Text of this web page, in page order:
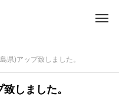
県)アップ致しました。
しました。